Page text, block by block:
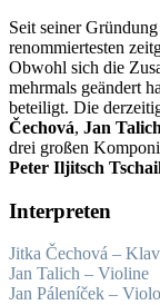
Seit seiner
renommiertesten
Obwohl sich die
mehrmals geändert
beteiligt. Die
Čechová, Jan Talich
drei großen
Peter Iljitsch
Interpreten
Jitka Čechová –
Jan Talich – Violine
Jan Páleníček –